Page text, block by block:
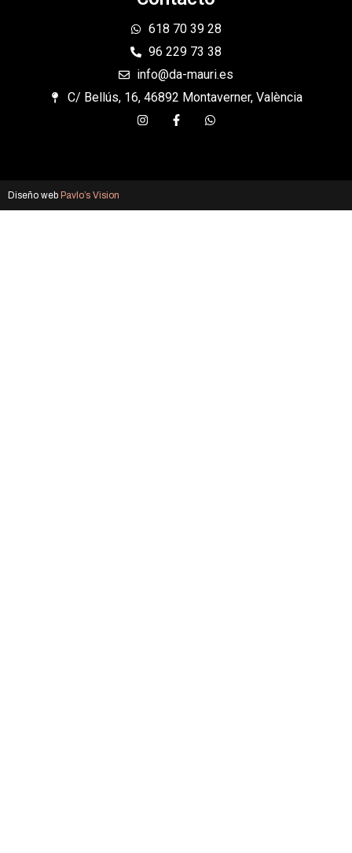
618 70 39 28
96 229 73 38
info@da-mauri.es
C/ Bellús, 16, 46892 Montaverner, València
Diseño web Pavlo’s Vision